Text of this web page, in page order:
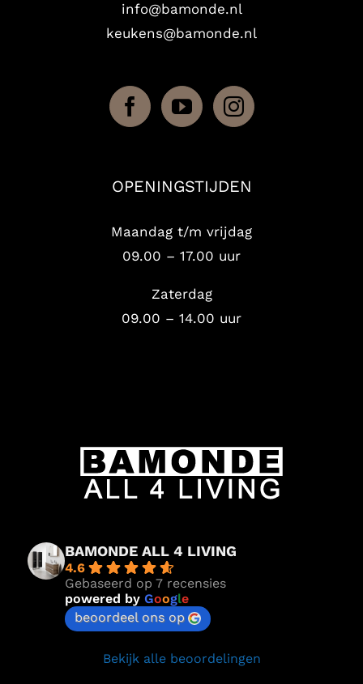
info@bamonde.nl
keukens@bamonde.nl
OPENINGSTIJDEN
Maandag t/m vrijdag
09.00 – 17.00 uur
Zaterdag
09.00 – 14.00 uur
BAMONDE ALL 4 LIVING
4.6
Gebaseerd op 7 recensies
powered by Google
beoordeel ons op
Bekijk alle beoordelingen